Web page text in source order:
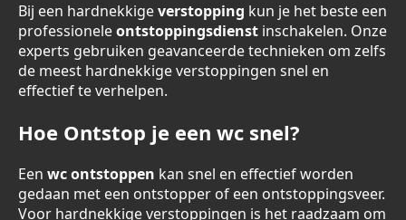
Bij een hardnekkigeverstopping kun je het beste een
professioneleontstoppingsdienst inschakelen. Onze
experts gebruiken geavanceerde technieken om zelfs
de meest hardnekkige verstoppingen snel en
effectief te verhelpen.
Hoe Ontstop je een wc snel?
Een wc ontstoppen kan snel en effectief worden
gedaan met een ontstopper of een ontstoppingsveer.
Voor hardnekkige verstoppingen is het raadzaam om